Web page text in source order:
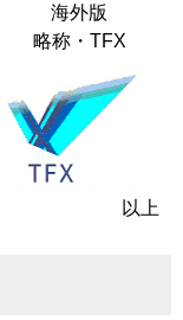
海外版
略称・TFX
以上